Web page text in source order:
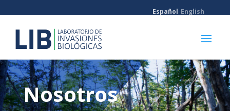
Español English
Nosotros